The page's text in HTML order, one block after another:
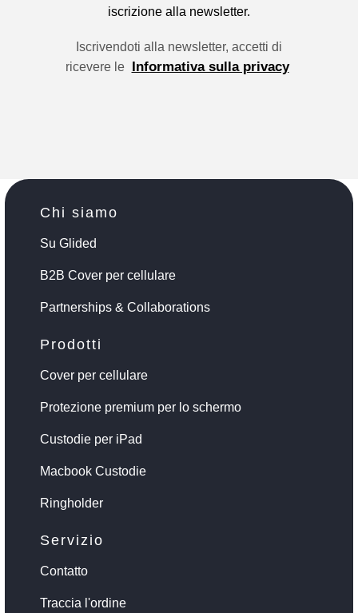
iscrizione alla newsletter.
Iscrivendoti alla newsletter, accetti di
ricevere le Informativa sulla privacy
Chi siamo
Su Glided
B2B Cover per cellulare
Partnerships & Collaborations
Prodotti
Cover per cellulare
Protezione premium per lo schermo
Custodie per iPad
Macbook Custodie
Ringholder
Servizio
Contatto
Traccia l'ordine